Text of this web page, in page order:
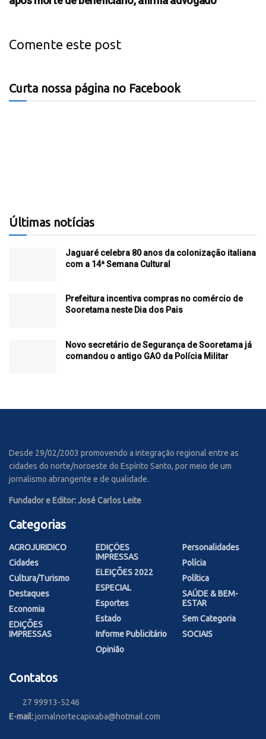
Comente este post
Curta nossa página no Facebook
Últimas notícias
Jaguaré celebra 80 anos da colonização italiana
com a 14ª Semana Cultural
Prefeitura incentiva compras no comércio de
Sooretama neste Dia dos Pais
Novo secretário de Segurança de Sooretama já
comandou o antigo GAO da Polícia Militar
Desde 29/02/2003 promovendo a integração regional entre as
cidades do norte/noroeste do Espírito Santo, por meio de um
jornalismo abrangente e de qualidade.
Fundador e Editor: José Carlos Leite
Categorias
AGROJURIDICO
Cidades
Cultura/Turismo
Destaques
Economia
EDIÇÕES
IMPRESSAS
EDIÇÕES
IMPRESSAS
ELEIÇÕES 2022
ESPECIAL
Esportes
Estado
Informe Publicitário
Opinião
Personalidades
Polícia
Política
SAÚDE & BEM-
ESTAR
Sem Categoria
SOCIAIS
Contatos
27 99913-5246
E-mail:jornalnortecapixaba@hotmail.com